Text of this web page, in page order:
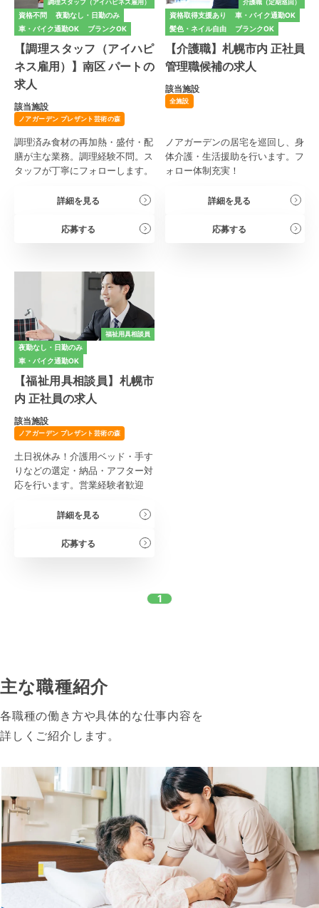
資格不問
夜勤なし・日勤のみ
車・バイク通勤OK
ブランクOK
【調理スタッフ（アイハピ
ネス雇用）】南区 パートの
求人
該当施設
ノアガーデン プレザント芸術の森
調理済み食材の再加熱・盛付・配
膳が主な業務。調理経験不問。ス
タッフが丁寧にフォローします。
詳細を見る
応募する
調理スタッフ（アイハピネス雇用）
資格取得支援あり
車・バイク通勤OK
髪色・ネイル自由
ブランクOK
【介護職】札幌市内 正社員
管理職候補の求人
該当施設
全施設
ノアガーデンの居宅を巡回し、身
体介護・生活援助を行います。フ
ォロー体制充実！
詳細を見る
応募する
介護職（定期巡回）
夜勤なし・日勤のみ
車・バイク通勤OK
【福祉用具相談員】札幌市
内 正社員の求人
該当施設
ノアガーデン プレザント芸術の森
土日祝休み！介護用ベッド・手す
りなどの選定・納品・アフター対
応を行います。営業経験者歓迎
詳細を見る
応募する
福祉用具相談員
1
主な職種紹介
各職種の働き方や具体的な仕事内容を
詳しくご紹介します。